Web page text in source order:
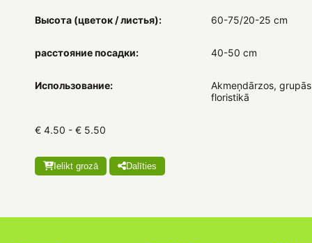
Высота (цветок / листья): 60-75/20-25 cm
расстояние посадки: 40-50 cm
Использование:
Akmeņdārzos,
floristikā
€ 4.50 - € 5.50
Ielikt grozā Dalīties